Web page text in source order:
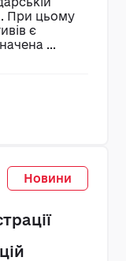
При цьому
є
...
Новини